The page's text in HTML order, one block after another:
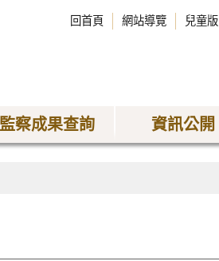
回首頁 網站導覽 兒童版
監察成果查詢 資訊公開